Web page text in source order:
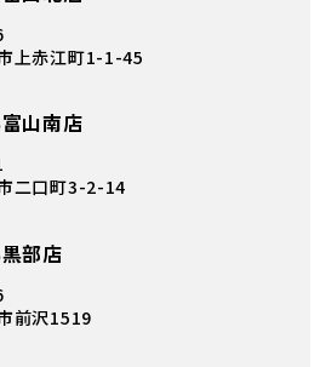
上赤江町1-1-45
山南店
二口町3-2-14
部店
前沢1519